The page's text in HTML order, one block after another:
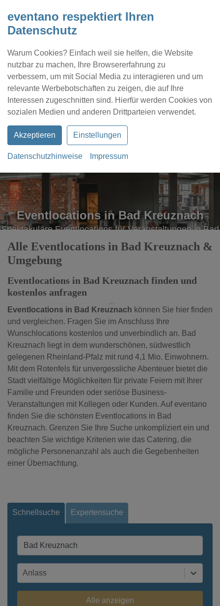
eventano respektiert Ihren
Datenschutz
Warum Cookies? Einfach weil sie helfen, die Website
nutzbar zu machen, Ihre Browsererfahrung zu
verbessern, um mit Social Media zu interagieren und um
relevante Werbebotschaften zu zeigen, die auf Ihre
Interessen zugeschnitten sind. Hierfür werden Cookies von
sozialen Medien und anderen Drittparteien verwendet.
Akzeptieren Einstellungen
Datenschutzhinweise Impressum
Kontakt Location eintragen Profil
Eventlocations in Bad Kreuznach
Spektakuläre Eventlocations für Veranstaltungen in Bad
Kreuznach
Alle Eventlocations in Bad Kreuznach &
Umgebung
Eventlocations in Bad Kreuznach finden und
kostenlos anfragen
Spektakuläre Eventlocations für
Veranstaltungen in Görlitz
Spektakuläre Eventlocations für
Veranstaltungen in Görlitz
Eventlocations in Bad Kreuznach können Sie hier finden
und vergleichen. Fragen Sie im Anschluss Ihre
Wunschlocations kostenlos und unverbindlich an. Bad
Kreuznach liegt in dem wunderschönen, südwestlich
gelegenen Rheinland-Pfalz mit rund 4,1 Mio. Einwohnern.
Mit dem Rotenfels für unvergessliche Abenteuer bietet die
Stadt vielfältige Möglichkeiten für private Feiern mit Ihrer
Familie und Freunden oder seriöse Business-
Veranstaltungen mit Kollegen oder Kunden. Auf eventano
finden Sie die schönsten Eventlocations in Bad
Kreuznach. Grenzen Sie Ihre Suche unkompliziert ein und
beachten Sie wichtige Kriterien wie das Catering, die
mögliche Personenanzahl als auch die Gegebenheiten
einer Übernachtung.
Schnellsuche Expertensuche
Anlass
Alle anzeigen